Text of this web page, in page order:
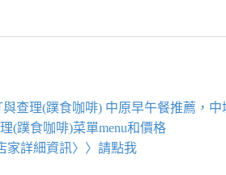
與查理(蹼食咖啡) 中原早午餐推薦，
(蹼食咖啡)菜單menu和價格
家詳細資訊〉〉請點我